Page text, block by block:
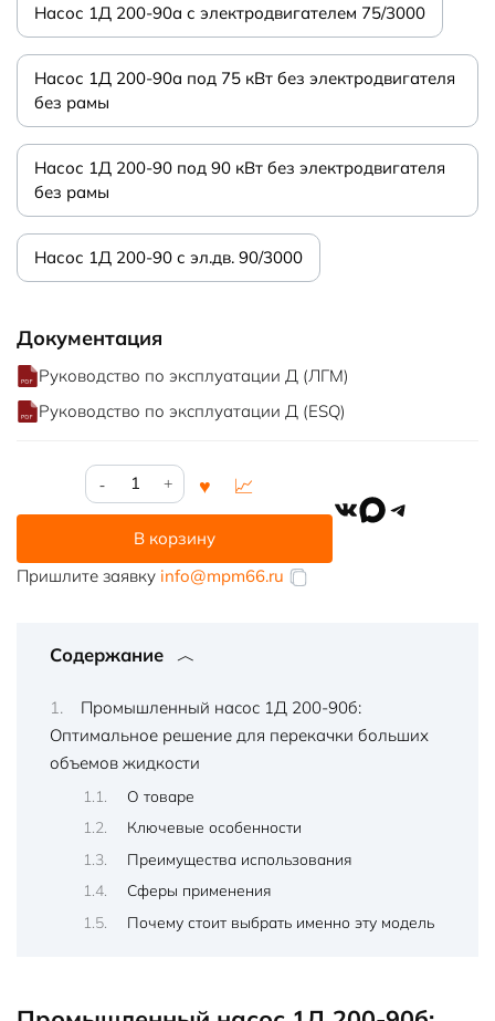
Насос 1Д 200-90а с электродвигателем 75/3000
Насос 1Д 200-90а под 75 кВт без электродвигателя
без рамы
Насос 1Д 200-90 под 90 кВт без электродвигателя
без рамы
Насос 1Д 200-90 с эл.дв. 90/3000
Документация
Руководство по эксплуатации Д (ЛГМ)
Руководство по эксплуатации Д (ESQ)
Количество
товара
200-
кВт
электродвигателя
без
рамы
В корзину
VKMAXTelegram
Пришлите заявку info@mpm66.ru
Содержание
Промышленный насос 1Д 200-90б:
Оптимальное решение для перекачки больших
объемов жидкости
О товаре
Ключевые особенности
Преимущества использования
Сферы применения
Почему стоит выбрать именно эту модель